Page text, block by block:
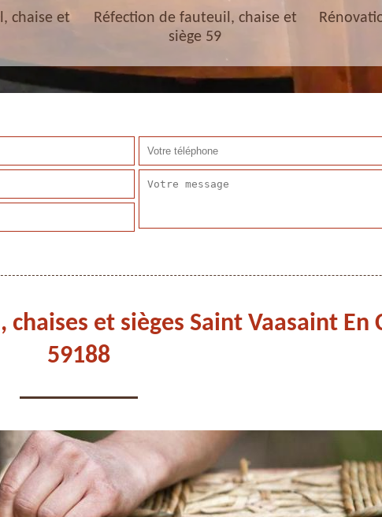
chaise et
Réfection de fauteuil, chaise et
siège 59
et sièges Saint Vaasaint En
59188